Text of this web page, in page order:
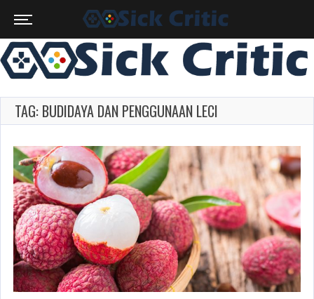
TAG: BUDIDAYA DAN PENGGUNAAN LECI